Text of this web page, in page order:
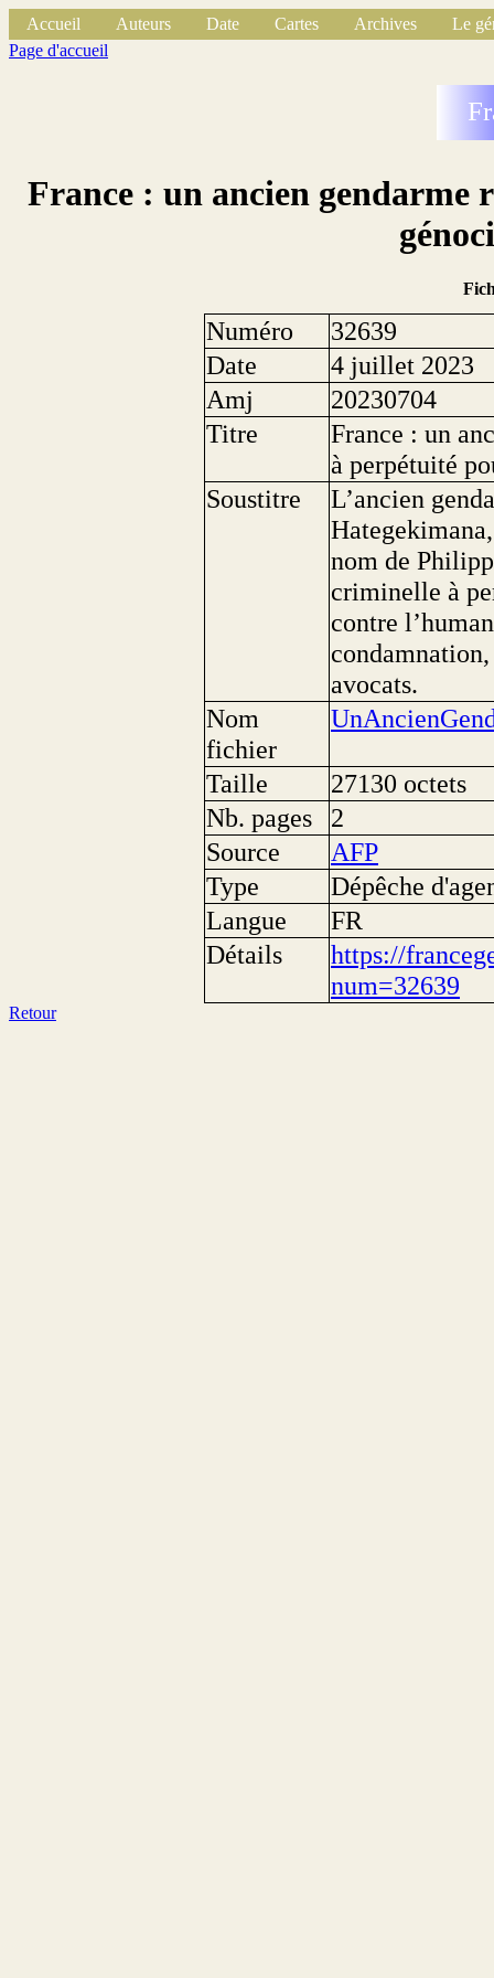
Accueil Auteurs Date Cartes Archives
Le
Page d'accueil
France : un ancien gendarme
Numéro
32639
Date
4 juillet 2023
Amj
20230704
Titre
France : un
à perpétuité
Soustitre
L’ancien
nom de
criminelle à
contre
avocats.
Nom
fichier
Taille
27130 octets
Nb. pages
2
Source
AFP
Type
Dépêche
Langue
FR
Détails
https://
num=32639
Retour